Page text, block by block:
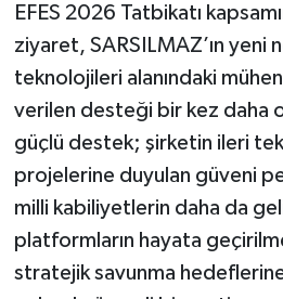
EFES 2026 Tatbikatı
ziyaret, SARSILMAZ’ın yeni
teknolojileri alanındaki
verilen desteği bir kez daha
güçlü destek; şirketin ileri
projelerine duyulan güveni
milli kabiliyetlerin daha da
platformların hayata
stratejik savunma hedeflerine